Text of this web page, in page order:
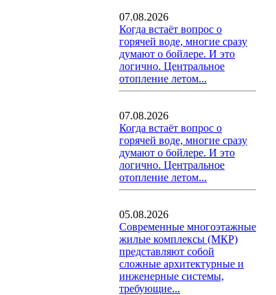
07.08.2026
Когда встаёт вопрос о
горячей воде, многие сразу
думают о бойлере. И это
логично. Центральное
отопление летом...
07.08.2026
Когда встаёт вопрос о
горячей воде, многие сразу
думают о бойлере. И это
логично. Центральное
отопление летом...
05.08.2026
Современные многоэтажные
жилые комплексы (МКР)
представляют собой
сложные архитектурные и
инженерные системы,
требующие...